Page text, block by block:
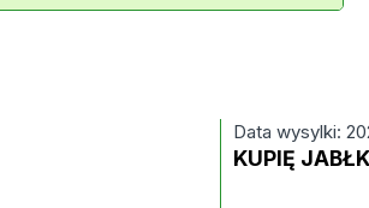
Data wysylki:
KUPIĘ